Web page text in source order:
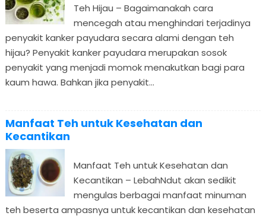
Teh Hijau – Bagaimanakah cara
mencegah atau menghindari terjadinya
penyakit kanker payudara secara alami dengan teh
hijau? Penyakit kanker payudara merupakan sosok
penyakit yang menjadi momok menakutkan bagi para
kaum hawa. Bahkan jika penyakit...
Manfaat Teh untuk Kesehatan dan
Kecantikan
Manfaat Teh untuk Kesehatan dan
Kecantikan – LebahNdut akan sedikit
mengulas berbagai manfaat minuman
teh beserta ampasnya untuk kecantikan dan kesehatan